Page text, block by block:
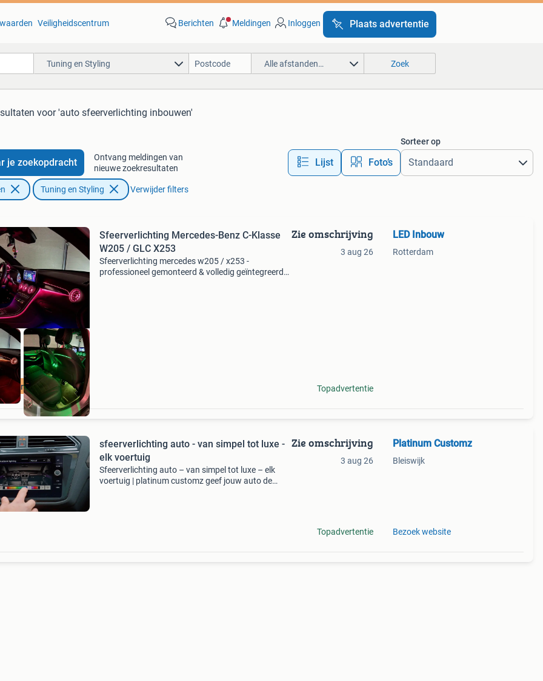
Veiligheidscentrum Berichten Meldingen Inloggen Plaats advertentie
Tuning en Styling Alle afstanden… Zoek
voor 'auto sfeerverlichting inbouwen'
je zoekopdracht
Ontvang meldingen van
nieuwe zoekresultaten
Lijst Foto’s
Sorteer op
Tuning en Styling Verwijder filters
Sfeerverlichting Mercedes-Benz C-Klasse
W205 / GLC X253
Sfeerverlichting mercedes w205 / x253 -
professioneel gemonteerd & volledig geïntegreerd
Zie omschrijving
3 aug 26
Topadvertentie
LED Inbouw
Rotterdam
sfeerverlichting auto - van simpel tot luxe -
elk voertuig
Sfeerverlichting auto – van simpel tot luxe – elk
voertuig | platinum customz geef jouw auto de
Zie omschrijving
3 aug 26
Topadvertentie
Platinum Customz
Bleiswijk
Bezoek website